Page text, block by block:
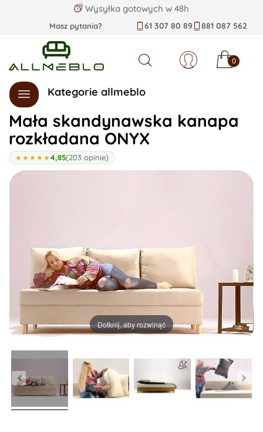
Wysyłka gotowych w 48h
Masz pytania? 61 307 80 89 881 087 562
Szukaj 0
Kategorie allmeblo
Mała skandynawska kanapa
rozkładana ONYX
★★★★★4,85(203 opinie)
Dotknij, aby rozwinąć